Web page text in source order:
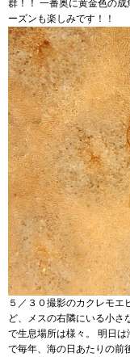
群！！ 一番奥に黄金色の
ーズンも楽しみです！！
５／３０撮影のカクレモエ
ど、メスの右隣にいる小さ
で生息場所は様々。 明日
で毎年、海の日あたりの前